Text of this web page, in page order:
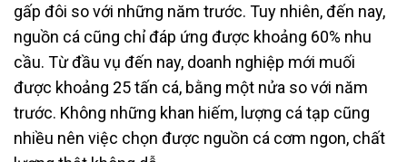
gấp đôi so với những năm trước. Tuy nhiên, đến nay,
nguồn cá cũng chỉ đáp ứng được khoảng 60% nhu
cầu. Từ đầu vụ đến nay, doanh nghiệp mới muối
được khoảng 25 tấn cá, bằng một nửa so với năm
trước. Không những khan hiếm, lượng cá tạp cũng
nhiều nên việc chọn được nguồn cá cơm ngon, chất